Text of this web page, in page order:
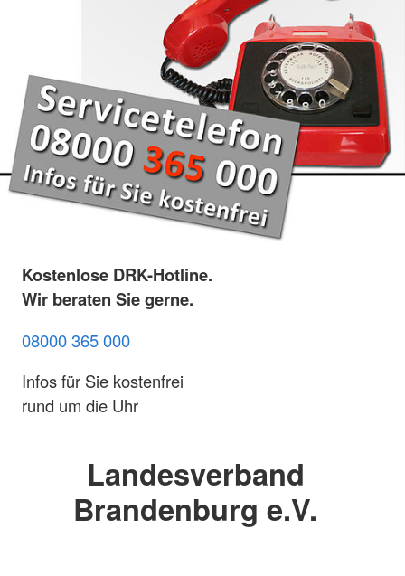
Kostenlose DRK-Hotline.
Wir beraten Sie gerne.
08000 365 000
Infos für Sie kostenfrei
rund um die Uhr
Landesverband
Brandenburg e.V.